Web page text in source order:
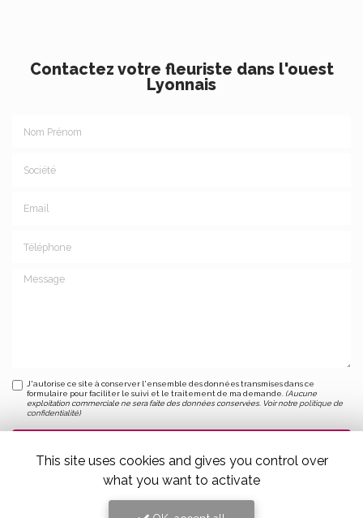
Contactez votre fleuriste dans l'ouest
Lyonnais
Message
J'autorise ce site à conserver l'ensemble des données transmises dans ce
formulaire pour faciliter le suivi et le traitement de ma demande. (Aucune
exploitation commerciale ne sera faite des données conservées. Voir notre politique de
confidentialité)
This site uses cookies and gives you control over
what you want to activate